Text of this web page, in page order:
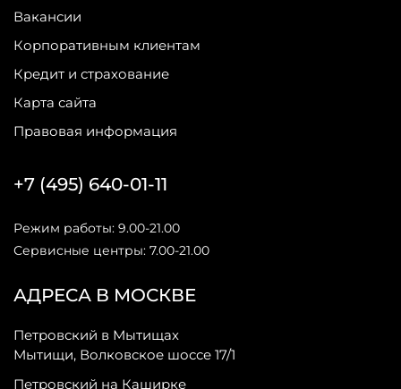
Вакансии
Корпоративным клиентам
Кредит и страхование
Карта сайта
Правовая информация
АДРЕСА В МОСКВЕ
Петровский в Мытищах
Мытищи, Волковское шоссе 17/1
Петровский на Каширке
+7 (495) 640-01-11
Режим работы: 9.00-21.00
Сервисные центры: 7.00-21.00